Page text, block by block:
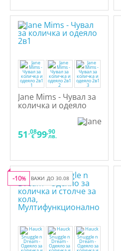
Jane Mims - Чувал за
количка и одеяло
51,08
€ 99,90
лв.
ВАЖИ ДО 30.08
-10%